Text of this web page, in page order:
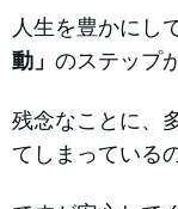
人生を豊かにし
動」 のステップ
残念なことに、
てしまっている